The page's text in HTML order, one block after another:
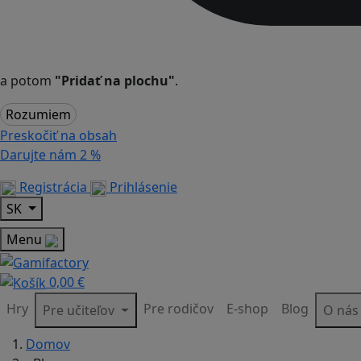
a potom "Pridať na plochu".
Rozumiem
Preskočiť na obsah
Darujte nám 2 %
Registrácia
Prihlásenie
SK
Menu
0,00 €
Hry
Pre učiteľov Pre rodičov E-shop Blog
O nás
Domov